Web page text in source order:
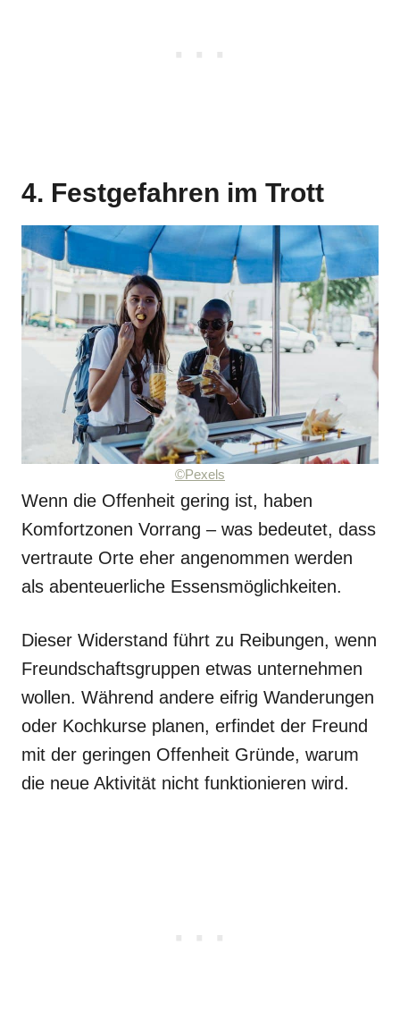
4. Festgefahren im Trott
©Pexels
Wenn die Offenheit gering ist, haben
Komfortzonen Vorrang – was bedeutet, dass
vertraute Orte eher angenommen werden
als abenteuerliche Essensmöglichkeiten.
Dieser Widerstand führt zu Reibungen, wenn
Freundschaftsgruppen etwas unternehmen
wollen. Während andere eifrig Wanderungen
oder Kochkurse planen, erfindet der Freund
mit der geringen Offenheit Gründe, warum
die neue Aktivität nicht funktionieren wird.